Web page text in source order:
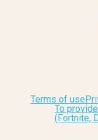
Terms of use
To
(Fortnite,